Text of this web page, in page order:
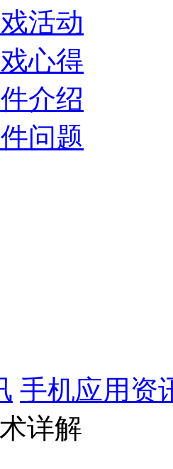
活动
心得
介绍
问题
手机应用资
详解